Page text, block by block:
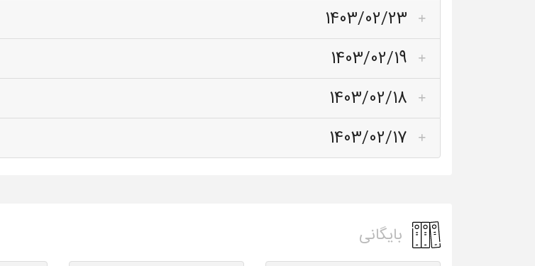
1403/02/23
1403/02/19
1403/02/18
1403/02/17
بایگانی